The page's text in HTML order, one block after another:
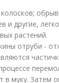
и другие,
растений.
отруби -
в муку. Затем